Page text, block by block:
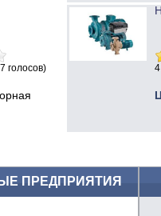
голосов)
ПРЕДПРИЯТИЯ